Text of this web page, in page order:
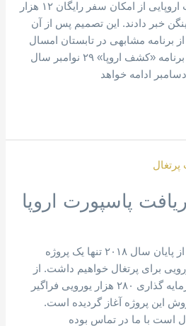
اخبار اقامت پرتغال مقامات اروپایی از امکان سفر رایگان ۱۲ هزار
خبر دادند. این تصمیم پس از آن
برنامه مشابهی در تابستان امسال
بهره مند شدند. ثبت نام در برنامه «کشف اروپا» ۲۹ نوامبر سال
پاسپورت اروپا
اخبار اقامت پرتغال تا پیش از پایان سال ۲۰۱۸ تنها یک پروژه
۲۸۰ هزار یورویی برای پرتغال خواهیم داشت. از
آنجا که درخواست برای سرمایه گذاری ۲۸۰ هزار یورویی فراگیر
این پروژه آغاز گردیده است.
است با ما در تماس بوده